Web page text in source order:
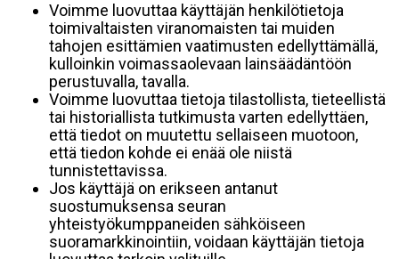
Voimme luovuttaa käyttäjän henkilötietoja
toimivaltaisten viranomaisten tai muiden
tahojen esittämien vaatimusten edellyttämällä,
kulloinkin voimassaolevaan lainsäädäntöön
perustuvalla, tavalla.
Voimme luovuttaa tietoja tilastollista, tieteellistä
tai historiallista tutkimusta varten edellyttäen,
että tiedot on muutettu sellaiseen muotoon,
että tiedon kohde ei enää ole niistä
tunnistettavissa.
Jos käyttäjä on erikseen antanut
suostumuksensa seuran
yhteistyökumppaneiden sähköiseen
suoramarkkinointiin, voidaan käyttäjän tietoja